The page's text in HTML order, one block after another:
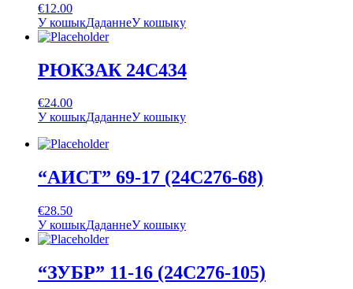
€12.00
У кошыкДаданнеУ кошыку
РЮКЗАК 24С434
€24.00
У кошыкДаданнеУ кошыку
“АИСТ” 69-17 (24С276-68)
€28.50
У кошыкДаданнеУ кошыку
“ЗУБР” 11-16 (24С276-105)